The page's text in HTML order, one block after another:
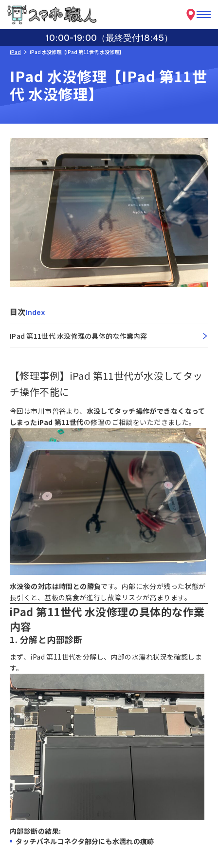
10:00-19:00（最終受付18:45）
iPad iPad 水没修理【iPad 第11世代 水没修理】
IPad 水没修理【iPad 第11世
代 水没修理】
目次Index
IPad 第11世代 水没修理の具体的な作業内容
【修理事例】iPad 第11世代が水没してタッ
チ操作不能に
今回は市川市曽谷より、 水没してタッチ操作ができなくなって
しまったiPad 第11世代の修理のご相談をいただきました。
水没後の対応は時間との勝負です。内部に水分が残った状態が
長引くと、基板の腐食が進行し故障リスクが高まります。
iPad 第11世代 水没修理の具体的な作業
内容
1. 分解と内部診断
まず、iPad 第11世代を分解し、内部の水濡れ状況を確認しま
す。
内部診断の結果:
タッチパネルコネクタ部分にも水濡れの痕跡